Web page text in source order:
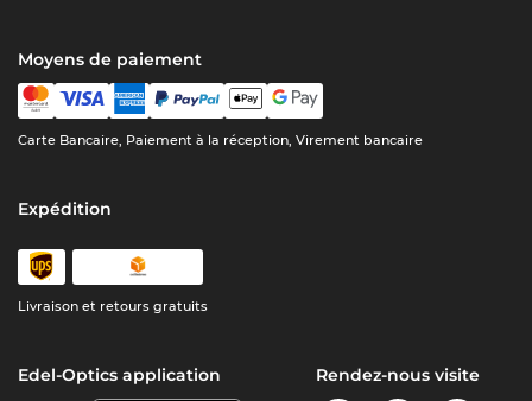
Moyens de paiement
Carte Bancaire, Paiement à la réception, Virement bancaire
Expédition
Livraison et retours gratuits
Edel-Optics application Rendez-nous visite